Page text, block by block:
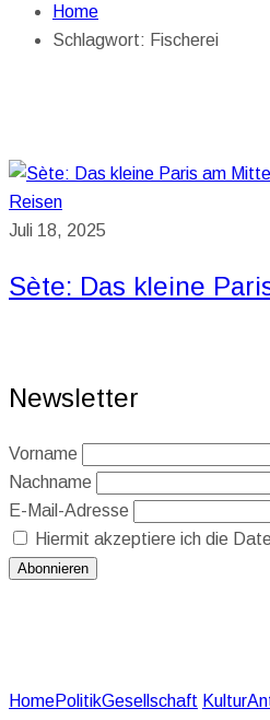
Home
Schlagwort: Fischerei
Reisen
Juli 18, 2025
Sète: Das kleine
Newsletter
Vorname
Nachname
E-Mail-Adresse
Hiermit akzeptiere ich die
HomePolitikGesellschaft Kultur